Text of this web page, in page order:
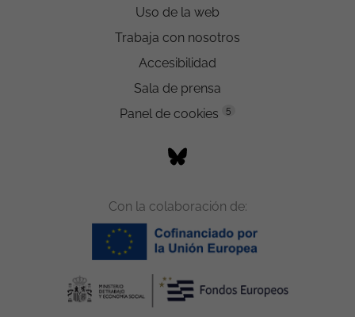
Uso de la web
Trabaja con nosotros
Accesibilidad
Sala de prensa
Panel de cookies
5
Con la colaboración de: